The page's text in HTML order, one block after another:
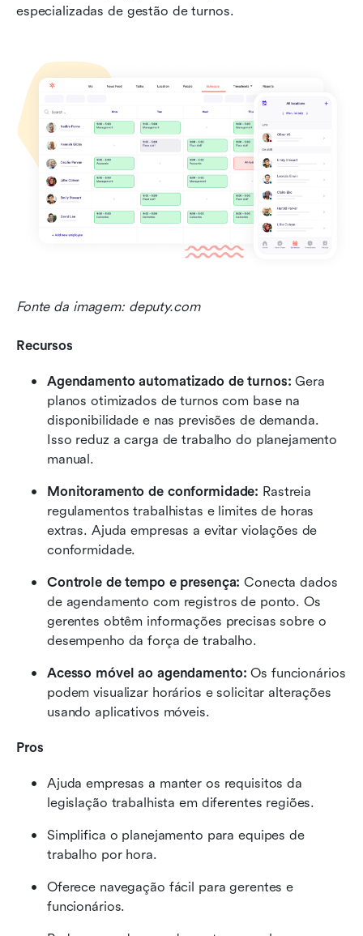
especializadas de gestão de turnos.
Fonte da imagem: deputy.com
Recursos
Agendamento automatizado de turnos: Gera
planos otimizados de turnos com base na
disponibilidade e nas previsões de demanda.
Isso reduz a carga de trabalho do planejamento
manual.
Monitoramento de conformidade: Rastreia
regulamentos trabalhistas e limites de horas
extras. Ajuda empresas a evitar violações de
conformidade.
Controle de tempo e presença: Conecta dados
de agendamento com registros de ponto. Os
gerentes obtêm informações precisas sobre o
desempenho da força de trabalho.
Acesso móvel ao agendamento: Os funcionários
podem visualizar horários e solicitar alterações
usando aplicativos móveis.
Pros
Ajuda empresas a manter os requisitos da
legislação trabalhista em diferentes regiões.
Simplifica o planejamento para equipes de
trabalho por hora.
Oferece navegação fácil para gerentes e
funcionários.